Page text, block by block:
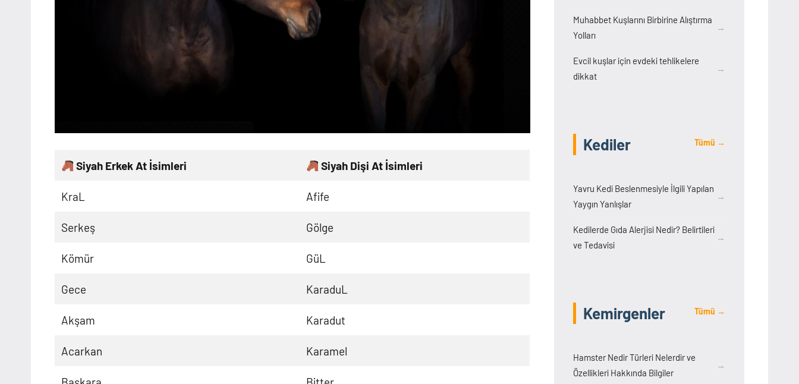
Siyah Erkek At İsimleri Siyah Dişi At İsimleri
KraL Afife
Serkeş Gölge
Kömür GüL
Gece KaraduL
Akşam Karadut
Acarkan Karamel
Muhabbet Kuşlarını Birbirine Alıştırma
Yolları
→
Evcil kuşlar için evdeki tehlikelere
dikkat
→
Kediler Tümü →
Yavru Kedi Beslenmesiyle İlgili Yapılan
Yaygın Yanlışlar
→
Kedilerde Gıda Alerjisi Nedir? Belirtileri
ve Tedavisi
→
Kemirgenler Tümü →
Hamster Nedir Türleri Nelerdir ve
Özellikleri Hakkında Bilgiler
→